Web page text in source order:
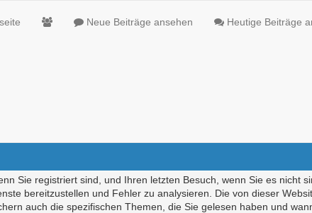
Neue Beiträge ansehen Heutige Beiträge
Sie registriert sind, und Ihren letzten Besuch, wenn Sie es nicht
bereitzustellen und Fehler zu analysieren. Die von dieser
auch die spezifischen Themen, die Sie gelesen haben und